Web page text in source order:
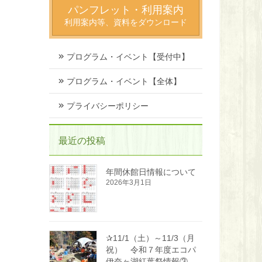
パンフレット・利用案内
利用案内等、資料をダウンロード
プログラム・イベント【受付中】
プログラム・イベント【全体】
プライバシーポリシー
最近の投稿
年間休館日情報について
2026年3月1日
✰11/1（土）～11/3（月
祝） 令和７年度エコパ